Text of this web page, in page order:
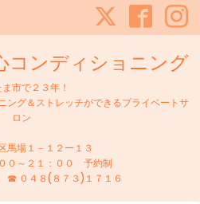
ンディショニング
市で２３年！
ング＆ストレッチができるプライベートサ
ロン
馬場１－１２ー１３
０～２１：００ 予約制
☎ ０４８(８７３)１７１６